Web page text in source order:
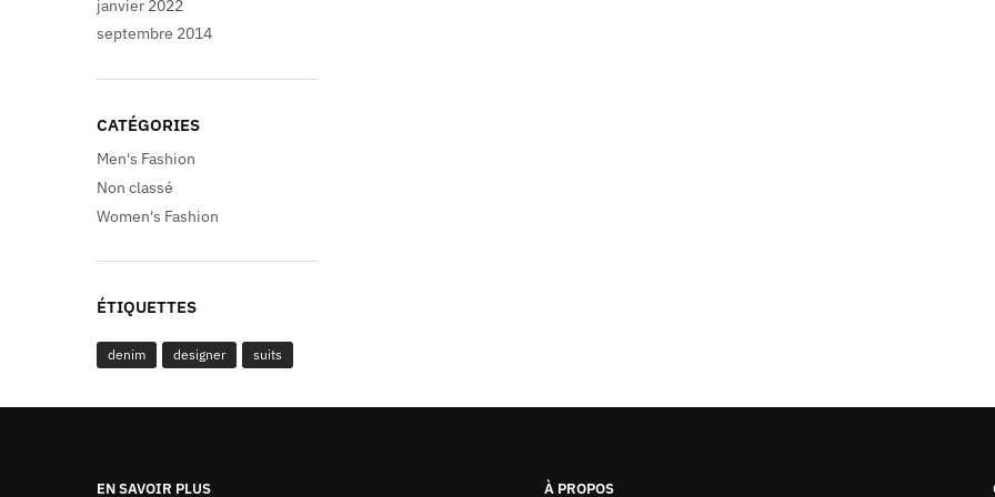
janvier 2022
septembre 2014
CATÉGORIES
Men's Fashion
Non classé
Women's Fashion
ÉTIQUETTES
denim designer suits
EN SAVOIR PLUS À PROPOS